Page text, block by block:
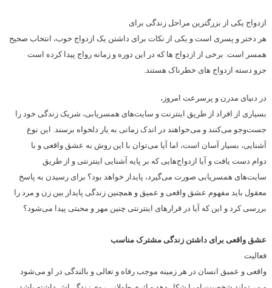
ازدواج یکی از بزرگترین مراحل زندگی برای
هر دختر و پسری است و یکی از نکات برای داشتن یک ازدواج خوب، انتخاب صحیح
همسر است. برخی از ازدواج ها که در این دوره و زمانه رواج پیدا کرده است
جزو دسته ازدواج های خطرناک هستند.
در دنیای مدرن و پرسرعت امروز،
بسیاری از افراد از طریق اینترنت و سایت‌های همسریابی، شریک زندگی خود را
جست‌و‌جو می‌کنند و می‌خواهند در اندک زمانی به یار دلخواه برسند. این نوع
آشنایی، بسیار آسان است، اما آیا می‌توان با این روش به عشق واقعی و با
دوام دست یافت و آیا ازدواج‌هایی که بر پایه آشنایی اینترنتی و از طریق
سایت‌های همسریابی صورت می‌گیرد، پایدار خواهد بود؟ برای رسیدن به پاسخ
معقول باید مفهوم عشق واقعی و عمیق و همچنین زندگی پایدار بین زن و مرد را
بررسی کرد و این که آیا در قرارهای اینترنتی چنین مهر و محبتی پیدا می‌شود؟
عشق واقعی برای داشتن زندگی مشترک مناسب
فعالیت
واقعی و عمیق انسان در هر زمینه موجب رفاه و تعالی و بالندگی در او می‌شود